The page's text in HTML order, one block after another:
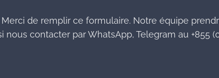
Merci de remplir ce formulaire. Notre équipe
nous contacter par WhatsApp, Telegram au +855